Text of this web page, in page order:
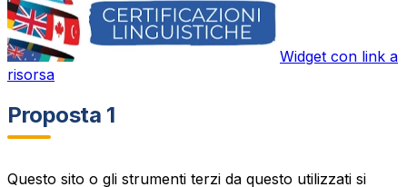
Widget con link a
risorsa
Proposta 1
Questo sito o gli strumenti terzi da questo utilizzati si